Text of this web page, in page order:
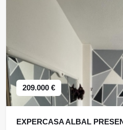
209.000 €
EXPERCASA ALBAL